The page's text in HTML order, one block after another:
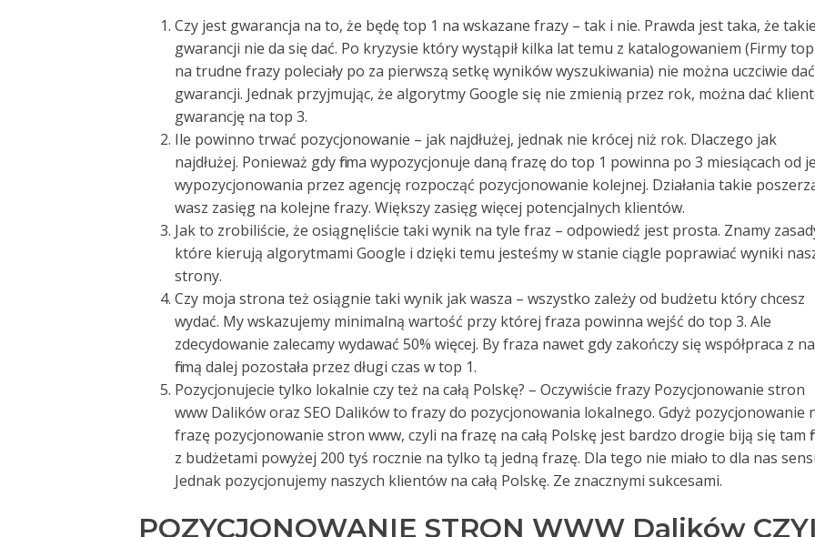
Czy jest gwarancja na to, że będę top 1 na wskazane frazy – tak i nie. Prawda jest taka, że
gwarancji nie da się dać. Po kryzysie który wystąpił kilka lat temu z katalogowaniem (Firmy top
na trudne frazy poleciały po za pierwszą setkę wyników wyszukiwania) nie można uczciwie dać
gwarancji. Jednak przyjmując, że algorytmy Google się nie zmienią przez rok, można dać
gwarancję na top 3.
Ile powinno trwać pozycjonowanie – jak najdłużej, jednak nie krócej niż rok. Dlaczego jak
najdłużej. Ponieważ gdy firma wypozycjonuje daną frazę do top 1 powinna po 3 miesiącach od
wypozycjonowania przez agencję rozpocząć pozycjonowanie kolejnej. Działania takie
wasz zasięg na kolejne frazy. Większy zasięg więcej potencjalnych klientów.
Jak to zrobiliście, że osiągnęliście taki wynik na tyle fraz – odpowiedź jest prosta. Znamy
które kierują algorytmami Google i dzięki temu jesteśmy w stanie ciągle poprawiać wyniki
strony.
Czy moja strona też osiągnie taki wynik jak wasza – wszystko zależy od budżetu który chcesz
wydać. My wskazujemy minimalną wartość przy której fraza powinna wejść do top 3. Ale
zdecydowanie zalecamy wydawać 50% więcej. By fraza nawet gdy zakończy się współpraca z
firmą dalej pozostała przez długi czas w top 1.
Pozycjonujecie tylko lokalnie czy też na całą Polskę? – Oczywiście frazy Pozycjonowanie stron
www Dalików oraz SEO Dalików to frazy do pozycjonowania lokalnego. Gdyż pozycjonowanie
frazę pozycjonowanie stron www, czyli na frazę na całą Polskę jest bardzo drogie biją się tam
z budżetami powyżej 200 tyś rocznie na tylko tą jedną frazę. Dla tego nie miało to dla nas
Jednak pozycjonujemy naszych klientów na całą Polskę. Ze znacznymi sukcesami.
POZYCJONOWANIE STRON WWW Dalików